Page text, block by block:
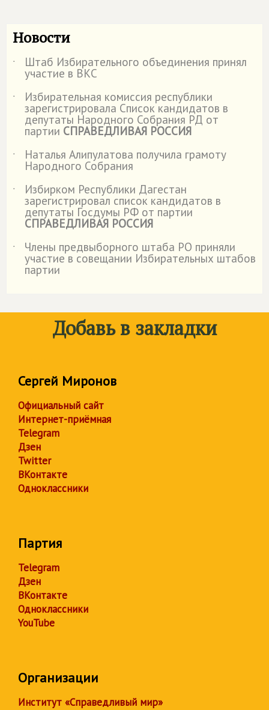
Новости
˙ Штаб Избирательного объединения принял
участие в ВКС
˙
Избирательная комиссия республики
зарегистрировала Список кандидатов в
депутаты Народного Собрания РД от
партии СПРАВЕДЛИВАЯ РОССИЯ
˙
Наталья Алипулатова получила грамоту
Народного Собрания
˙
Избирком Республики Дагестан
зарегистрировал список кандидатов в
депутаты Госдумы РФ от партии
СПРАВЕДЛИВАЯ РОССИЯ
˙
Члены предвыборного штаба РО приняли
участие в совещании Избирательных штабов
партии
Добавь в закладки
Сергей Миронов
Официальный сайт
Интернет-приёмная
Telegram
Дзен
Twitter
ВКонтакте
Одноклассники
Партия
Telegram
Дзен
ВКонтакте
Одноклассники
YouTube
Организации
Институт «Справедливый мир»